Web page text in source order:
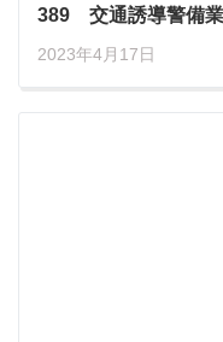
389 交通誘導警備
2023年4月17日